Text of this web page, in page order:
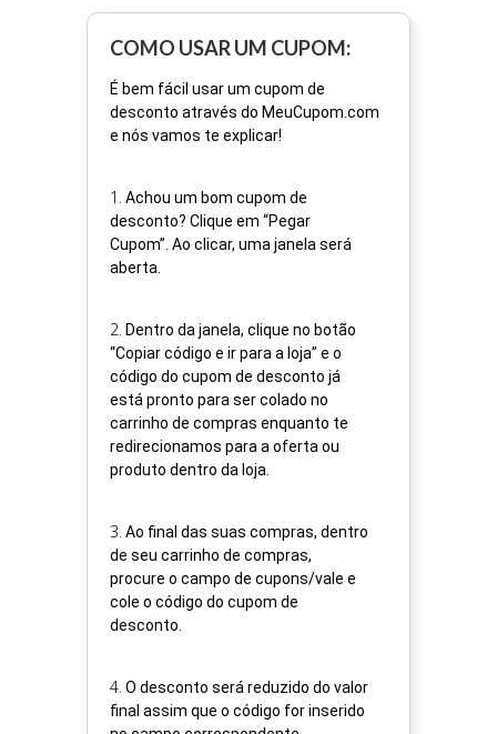
COMO USAR UM CUPOM:
É bem fácil usar um cupom de
desconto através do MeuCupom.com
e nós vamos te explicar!
1 . Achou um bom cupom de
desconto? Clique em “Pegar
Cupom”. Ao clicar, uma janela será
aberta.
2. Dentro da janela, clique no botão
“Copiar código e ir para a loja” e o
código do cupom de desconto já
está pronto para ser colado no
carrinho de compras enquanto te
redirecionamos para a oferta ou
produto dentro da loja.
3. Ao final das suas compras, dentro
de seu carrinho de compras,
procure o campo de cupons/vale e
cole o código do cupom de
desconto.
4. O desconto será reduzido do valor
final assim que o código for inserido